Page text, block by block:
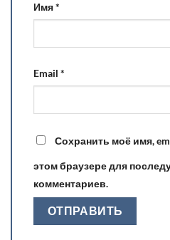
Имя*
Email *
Сохранить моё имя,
этом браузере для
комментариев.